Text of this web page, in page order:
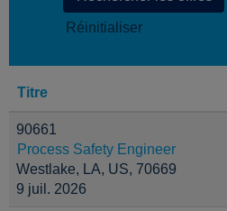
Réinitialiser
Titre
90661
Process Safety Engineer
Westlake, LA, US, 70669
9 juil. 2026